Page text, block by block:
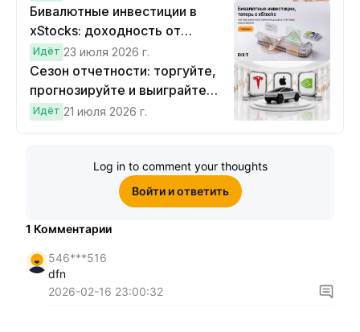
Бивалютные инвестиции в
xStocks: доходность от
прогнозов
Идёт 23 июля 2026 г.
Сезон отчетности: торгуйте,
прогнозируйте и выиграйте
Cybertruck!
Идёт 21 июля 2026 г.
Log in to comment your thoughts
Войти и ответить
1 Комментарии
546***516
dfn
2026-02-16 23:00:32